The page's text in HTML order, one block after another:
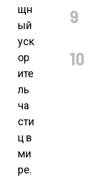
щн
ый
уск
ор
ите
ль
ча
сти
ц в
ми
ре.